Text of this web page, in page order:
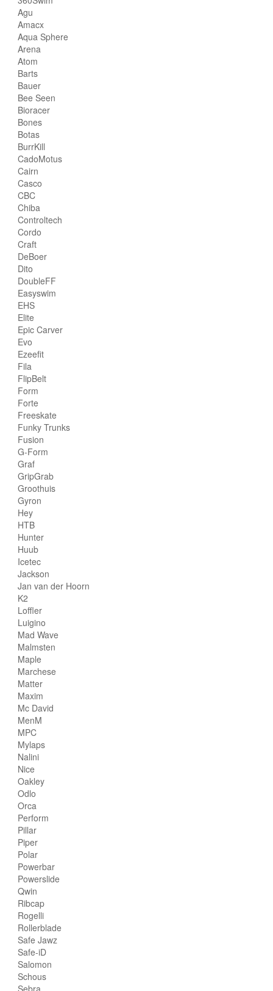
Agu
Amacx
Aqua Sphere
Arena
Atom
Barts
Bauer
Bee Seen
Bioracer
Bones
Botas
BurrKill
CadoMotus
Cairn
Casco
CBC
Chiba
Controltech
Cordo
Craft
DeBoer
Dito
DoubleFF
Easyswim
EHS
Elite
Epic Carver
Evo
Ezeefit
Fila
FlipBelt
Form
Forte
Freeskate
Funky Trunks
Fusion
G-Form
Graf
GripGrab
Groothuis
Gyron
Hey
HTB
Hunter
Huub
Icetec
Jackson
Jan van der Hoorn
K2
Loffler
Luigino
Mad Wave
Malmsten
Maple
Marchese
Matter
Maxim
Mc David
MenM
MPC
Mylaps
Nalini
Nice
Oakley
Odlo
Orca
Perform
Pillar
Piper
Polar
Powerbar
Powerslide
Qwin
Ribcap
Rogelli
Rollerblade
Safe Jawz
Safe-iD
Salomon
Schous
Sebra